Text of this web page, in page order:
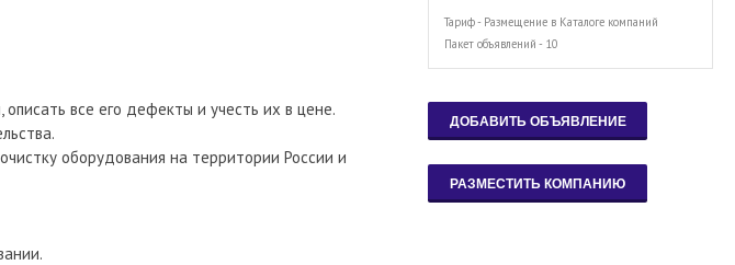
все его дефекты и учесть их в цене.
оборудования на территории России и
Тариф - Размещение в Каталоге компаний
Пакет объявлений - 10